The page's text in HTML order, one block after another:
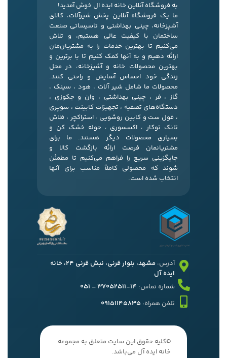
به فروشگاه آنلاین خانه ایده ال خوش آمدید!
ما یک فروشگاه آنلاین پخش شیرآلات، کالای
آشپزخانه، چینی بهداشتی و تاسیساتی صنعت
ساختمان با کیفیت عالی هستیم، و تلاش
می‌کنیم تا بهترین خدمات را به مشتریان‌مان
ارائه دهیم و به آنها کمک کنیم تا با برترین و
بهترین محصولات خانه و آشپزخانه، در محل
زندگی خود احساس آسایش و راحتی کنند.
محصولات ما شامل شیر آلات ، هود ، سینک ،
گاز ، فر ، چینی بهداشتی ، وان و جکوزی ،
دستگاه‌های تصفیه ، تجهیزات کابینت ، سوپری
، فول ست و کابین روشویی ، استراکچر ، فلاش
تانک توکار ، اکسسوری ، حوله خشک کن و
بسیاری محصولات دیگر هستند. ما برای
مشتریانمان فرصت ارائه بازگشت کالا و
جایگزینی سریع را فراهم می‌کنیم تا مطمئن
شوند که محصولی کاملاً مناسب برای آنها
انتخاب شده است.
آدرس:
مشهد، بلوار قرنی، نبش قرنی 24، خانه
ایده آل
شماره تماس: 14-37052511 – 051
تلفن همراه: 09151145835
©کلیه حقوق این سایت متعلق به مجموعه
خانه ایده آل می‌باشد.